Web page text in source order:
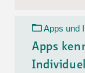
Apps und
Apps